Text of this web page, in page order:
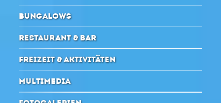
BUNGALOWS
RESTAURANT & BAR
FREIZEIT & AKTIVITÄTEN
MULTIMEDIA